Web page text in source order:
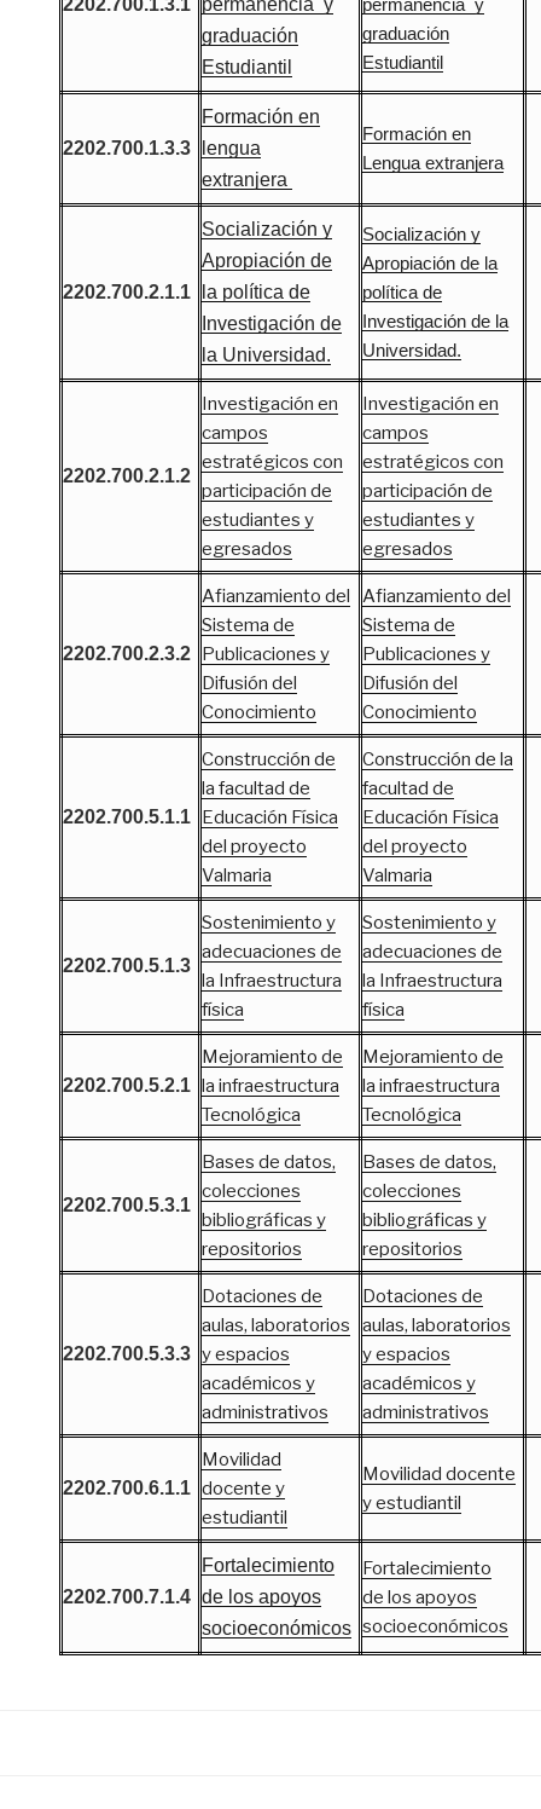
2202.700.1.3.1 permanencia y
graduación
Estudiantil
permanencia y
graduación
Estudiantil
2202.700.1.3.3
Formación en
lengua
extranjera
Formación en
Lengua extranjera
2202.700.2.1.1
Socialización y
Apropiación de
la política de
Investigación de
la Universidad.
Socialización y
Apropiación de la
política de
Investigación de la
Universidad.
2202.700.2.1.2
Investigación en
campos
estratégicos con
participación de
estudiantes y
egresados
Investigación en
campos
estratégicos con
participación de
estudiantes y
egresados
2202.700.2.3.2
Afianzamiento del
Sistema de
Publicaciones y
Difusión del
Conocimiento
Afianzamiento del
Sistema de
Publicaciones y
Difusión del
Conocimiento
2202.700.5.1.1
Construcción de
la facultad de
Educación Física
del proyecto
Valmaria
Construcción de la
facultad de
Educación Física
del proyecto
Valmaria
2202.700.5.1.3
Sostenimiento y
adecuaciones de
la Infraestructura
física
Sostenimiento y
adecuaciones de
la Infraestructura
física
2202.700.5.2.1
Mejoramiento de
la infraestructura
Tecnológica
Mejoramiento de
la infraestructura
Tecnológica
2202.700.5.3.1
Bases de datos,
colecciones
bibliográficas y
repositorios
Bases de datos,
colecciones
bibliográficas y
repositorios
2202.700.5.3.3
Dotaciones de
aulas, laboratorios
y espacios
académicos y
administrativos
Dotaciones de
aulas, laboratorios
y espacios
académicos y
administrativos
2202.700.6.1.1
Movilidad
docente y
estudiantil
Movilidad docente
y estudiantil
2202.700.7.1.4
Fortalecimiento
de los apoyos
socioeconómicos
Fortalecimiento
de los apoyos
socioeconómicos